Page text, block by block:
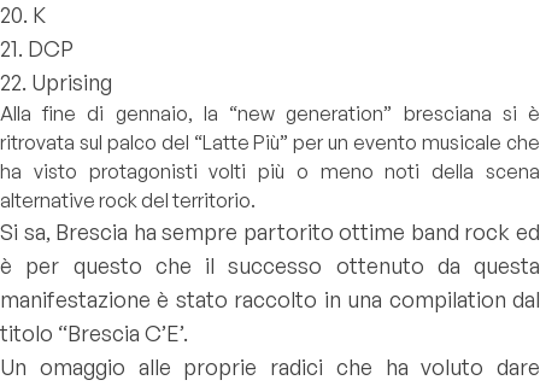
20. K
21. DCP
22. Uprising
Alla fine di gennaio, la “new generation” bresciana si è
ritrovata sul palco del “Latte Più” per un evento musicale che
ha visto protagonisti volti più o meno noti della scena
alternative rock del territorio.
Si sa, Brescia ha sempre partorito ottime band rock ed
è per questo che il successo ottenuto da questa
manifestazione è stato raccolto in una compilation dal
titolo “Brescia C’E’.
Un omaggio alle proprie radici che ha voluto dare